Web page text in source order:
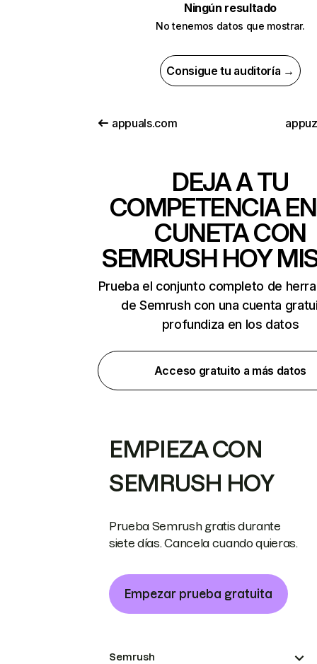
Ningún resultado
No tenemos datos que mostrar.
Consigue tu auditoría →
appuals.com
DEJA A TU
COMPETENCIA
CUNETA CON
SEMRUSH HOY
Prueba el conjunto completo de
de Semrush con una cuenta
profundiza en los datos
Acceso gratuito a más datos
EMPIEZA CON
SEMRUSH HOY
Prueba Semrush gratis durante
siete días. Cancela cuando quieras.
Empezar prueba gratuita
Semrush